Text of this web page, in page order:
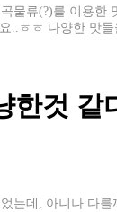
물류(?)를 이용한
..ㅎㅎ 다양한 맛
한것 같
는데, 아니나 다